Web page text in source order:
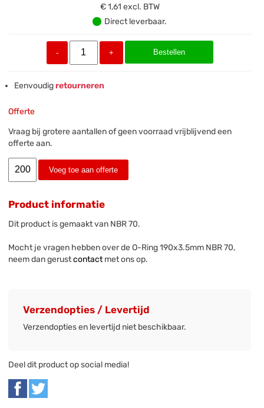
€ 1,61 excl. BTW
Direct leverbaar.
- + Bestellen
Eenvoudigretourneren
Offerte
Vraag bij grotere aantallen of geen voorraad vrijblijvend een
offerte aan.
Voeg toe aan offerte
Product informatie
Dit product is gemaakt van NBR 70.
Mocht je vragen hebben over de O-Ring 190x3.5mm NBR 70,
neem dan gerustcontactmet ons op.
Verzendopties / Levertijd
Verzendopties en levertijd niet beschikbaar.
Deel dit product op social media!